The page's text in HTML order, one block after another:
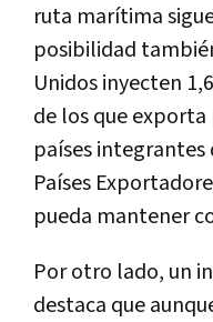
ruta marítima
posibilidad
Unidos inyecten
de los que
países integrantes
Países
pueda mantener
Por otro lado, un
destaca que